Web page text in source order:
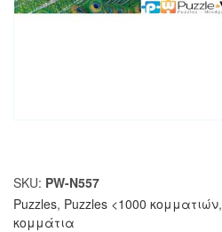
SKU: PW-N557
Puzzles, Puzzles <1000 κομματιών,
κομμάτια